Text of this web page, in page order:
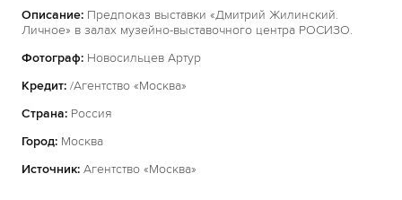
Описание: Предпоказ выставки «Дмитрий Жилинский.
Личное» в залах музейно-выставочного центра РОСИЗО.
Фотограф: Новосильцев Артур
Кредит: /Агентство «Москва»
Страна: Россия
Город: Москва
Источник: Агентство «Москва»